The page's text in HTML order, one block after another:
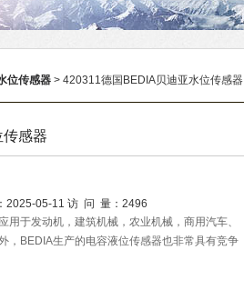
位传感器 > 420311德国BEDIA贝迪亚水位传感器
感器
2025-05-11 访 问 量： 2496
用于发动机，建筑机械，农业机械，商用汽车、
，BEDIA生产的电容液位传感器也非常具有竞争